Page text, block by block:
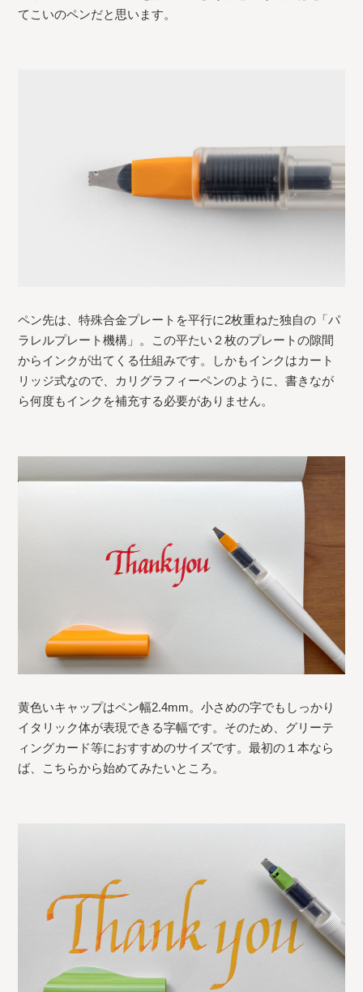
てこいのペンだと思います。
ペン先は、特殊合金プレートを平行に2枚重ねた独自の「パ
ラレルプレート機構」。この平たい２枚のプレートの隙間
からインクが出てくる仕組みです。しかもインクはカート
リッジ式なので、カリグラフィーペンのように、書きなが
ら何度もインクを補充する必要がありません。
黄色いキャップはペン幅2.4mm。小さめの字でもしっかり
イタリック体が表現できる字幅です。そのため、グリーテ
ィングカード等におすすめのサイズです。最初の１本なら
ば、こちらから始めてみたいところ。